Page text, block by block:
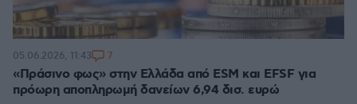
«Πράσινο φως» στην Ελλάδα από ESM και EFSF για
πρόωρη αποπληρωμή δανείων 6,94 δισ. ευρώ
05.06.2026, 11:43 7